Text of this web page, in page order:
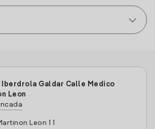
Iberdrola Galdar Calle Medico
Leon
Leon 1 1